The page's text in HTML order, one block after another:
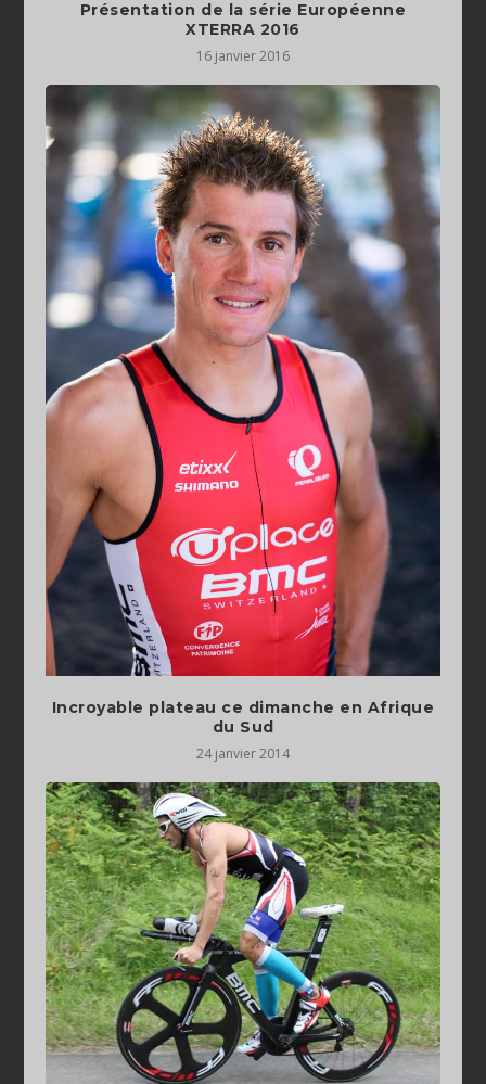
Présentation de la série Européenne
XTERRA 2016
16 janvier 2016
Incroyable plateau ce dimanche en Afrique
du Sud
24 janvier 2014